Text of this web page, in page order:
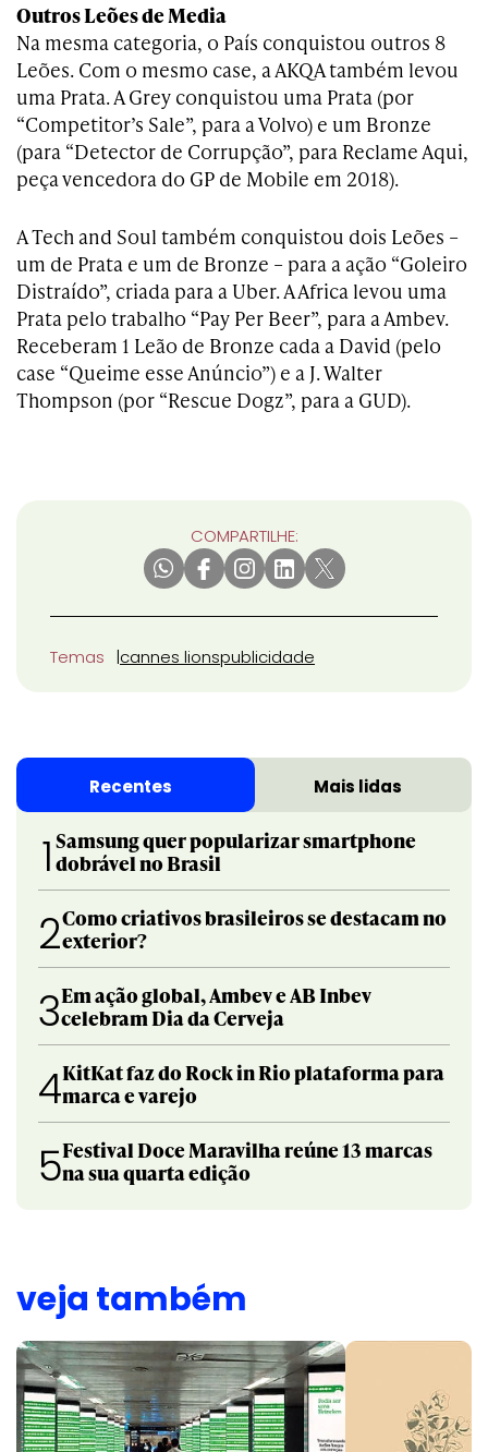
Outros Leões de Media
Na mesma categoria, o País conquistou outros 8
Leões. Com o mesmo case, a AKQA também levou
uma Prata. A Grey conquistou uma Prata (por
“Competitor’s Sale”, para a Volvo) e um Bronze
(para “Detector de Corrupção”, para Reclame Aqui,
peça vencedora do GP de Mobile em 2018).
A Tech and Soul também conquistou dois Leões –
um de Prata e um de Bronze – para a ação “Goleiro
Distraído”, criada para a Uber. A Africa levou uma
Prata pelo trabalho “Pay Per Beer”, para a Ambev.
Receberam 1 Leão de Bronze cada a David (pelo
case “Queime esse Anúncio”) e a J. Walter
Thompson (por “Rescue Dogz”, para a GUD).
COMPARTILHE:
Temas cannes lionspublicidade
Recentes Mais lidas
1 Samsung quer popularizar smartphone
dobrável no Brasil
2Como criativos brasileiros se destacam no
exterior?
3Em ação global, Ambev e AB Inbev
celebram Dia da Cerveja
4KitKat faz do Rock in Rio plataforma para
marca e varejo
5Festival Doce Maravilha reúne 13 marcas
na sua quarta edição
veja também